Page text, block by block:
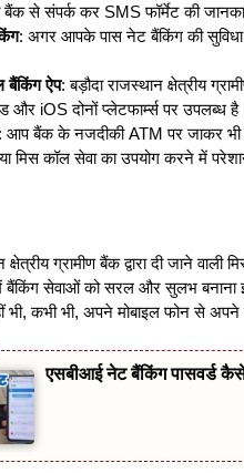
से संपर्क कर SMS फॉर्मेट की
: अगर आपके पास नेट बैंकिंग की
बैंकिंग ऐप: बड़ौदा राजस्थान क्षेत्रीय
और iOS दोनों प्लेटफार्म्स पर उपलब्ध
: आप बैंक के नजदीकी ATM पर जाकर भी
मिस कॉल सेवा का उपयोग करने में
क्षेत्रीय ग्रामीण बैंक द्वारा दी जाने
में बैंकिंग सेवाओं को सरल और सुलभ
भी, कभी भी, अपने मोबाइल फोन से
एसबीआई नेट बैंकिंग पासवर्ड